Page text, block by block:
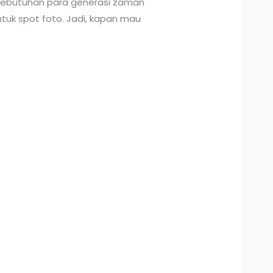
spot foto. Jadi, kapan mau